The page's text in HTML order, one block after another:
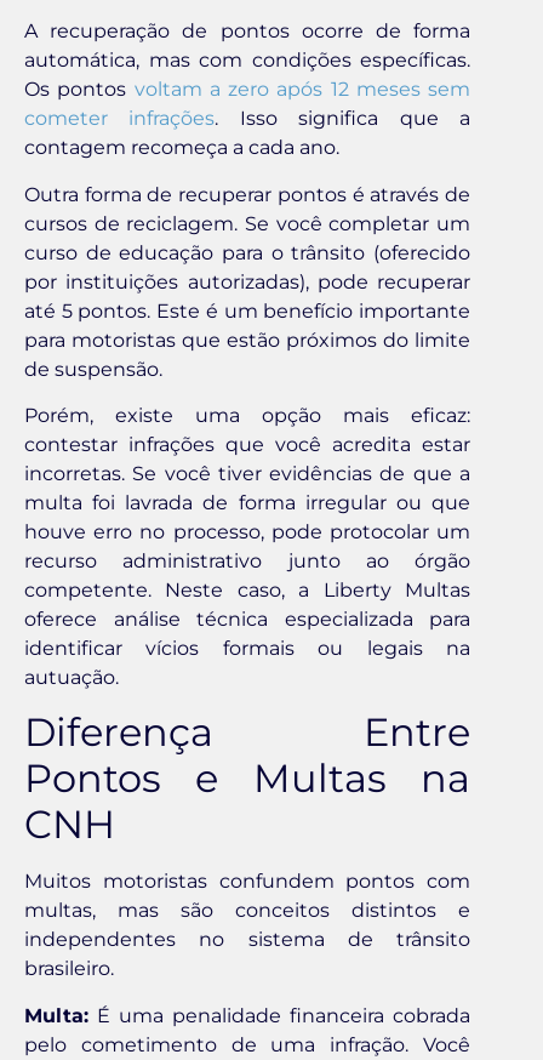
A recuperação de pontos ocorre de forma
automática, mas com condições específicas.
Os pontos voltam a zero após 12 meses sem
cometer infrações. Isso significa que a
contagem recomeça a cada ano.
Outra forma de recuperar pontos é através de
cursos de reciclagem. Se você completar um
curso de educação para o trânsito (oferecido
por instituições autorizadas), pode recuperar
até 5 pontos. Este é um benefício importante
para motoristas que estão próximos do limite
de suspensão.
Porém, existe uma opção mais eficaz:
contestar infrações que você acredita estar
incorretas. Se você tiver evidências de que a
multa foi lavrada de forma irregular ou que
houve erro no processo, pode protocolar um
recurso administrativo junto ao órgão
competente. Neste caso, a Liberty Multas
oferece análise técnica especializada para
identificar vícios formais ou legais na
autuação.
Diferença Entre
Pontos e Multas na
CNH
Muitos motoristas confundem pontos com
multas, mas são conceitos distintos e
independentes no sistema de trânsito
brasileiro.
Multa: É uma penalidade financeira cobrada
pelo cometimento de uma infração. Você